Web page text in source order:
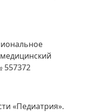
557372
«Педиатрия».